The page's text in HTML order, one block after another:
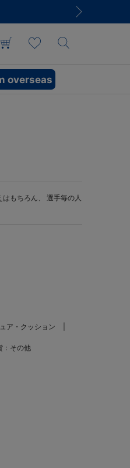
overseas
もちろん、 選手毎の人
ア・クッション
：その他